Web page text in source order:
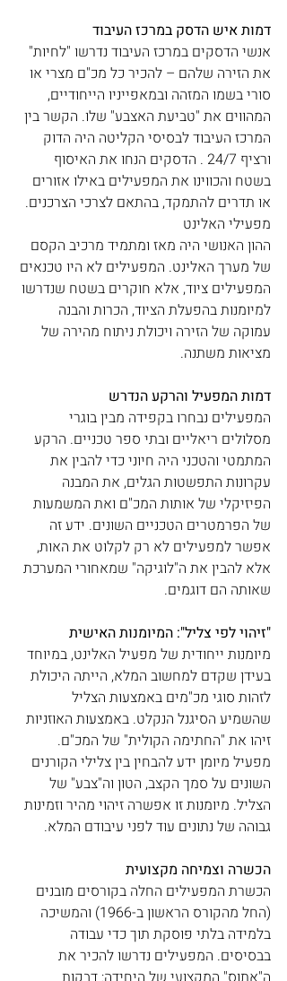
דמות איש הדסק במרכז העיבוד
אנשי הדסקים במרכז העיבוד נדרשו "לחיות"
את הזירה שלהם – להכיר כל מכ"ם מצרי או
סורי בשמו המזהה ובמאפייניו הייחודיים,
המהווים את "טביעת האצבע" שלו. הקשר בין
המרכז העיבוד לבסיסי הקליטה היה הדוק
ורציף 24/7 . הדסקים הנחו את האיסוף
בשטח והכווינו את המפעילים באילו אזורים
או תדרים להתמקד, בהתאם לצרכי הצרכנים.
מפעילי האלינט
ההון האנושי היה מאז ומתמיד מרכיב הקסם
של מערך האלינט. המפעילים לא היו טכנאים
המפעילים ציוד, אלא חוקרים בשטח שנדרשו
למיומנות בהפעלת הציוד, הכרות והבנה
עמוקה של הזירה ויכולת ניתוח מהירה של
מציאות משתנה.
דמות המפעיל והרקע הנדרש
המפעילים נבחרו בקפידה מבין בוגרי
מסלולים ריאליים ובתי ספר טכניים. הרקע
המתמטי והטכני היה חיוני כדי להבין את
עקרונות התפשטות הגלים, את המבנה
הפיזיקלי של אותות המכ"ם ואת המשמעות
של הפרמטרים הטכניים השונים. ידע זה
אפשר למפעילים לא רק לקלוט את האות,
אלא להבין את ה"לוגיקה" שמאחורי המערכת
שאותה הם דוגמים.
"זיהוי לפי צליל": המיומנות האישית
מיומנות ייחודית של מפעיל האלינט, במיוחד
בעידן שקדם למחשוב המלא, הייתה היכולת
לזהות סוגי מכ"מים באמצעות הצליל
שהשמיע הסיגנל הנקלט. באמצעות האוזניות
זיהו את "החתימה הקולית" של המכ"ם.
מפעיל מיומן ידע להבחין בין צלילי הקורנים
השונים על סמך הקצב, הטון וה"צבע" של
הצליל. מיומנות זו אפשרה זיהוי מהיר וזמינות
גבוהה של נתונים עוד לפני עיבודם המלא.
הכשרה וצמיחה מקצועית
הכשרת המפעילים החלה בקורסים מובנים
(החל מהקורס הראשון ב-1966) והמשיכה
בלמידה בלתי פוסקת תוך כדי עבודה
בבסיסים. המפעילים נדרשו להכיר את